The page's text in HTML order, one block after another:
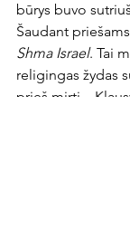
būrys buvo
Šaudant
Shma Israel. Tai
religingas žydas
prieš mirtį.